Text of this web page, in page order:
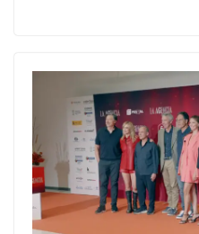
o
o
k
o
n
ar
ti
r